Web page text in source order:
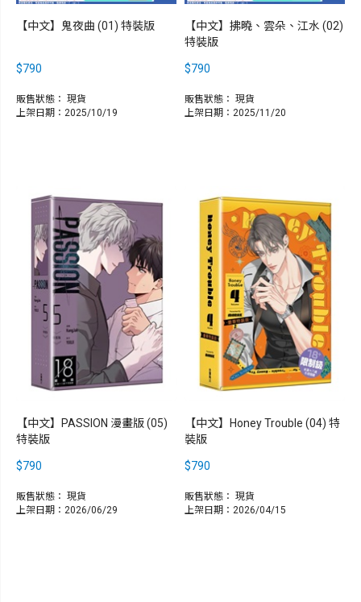
【中文】鬼夜曲 (01) 特裝版
$790
販售狀態： 現貨
上架日期：2025/10/19
【中文】拂曉、雲朵、江水 (02)
特裝版
$790
販售狀態： 現貨
上架日期：2025/11/20
【中文】PASSION 漫畫版 (05)
特裝版
$790
販售狀態： 現貨
上架日期：2026/06/29
【中文】Honey Trouble (04) 特
裝版
$790
販售狀態： 現貨
上架日期：2026/04/15